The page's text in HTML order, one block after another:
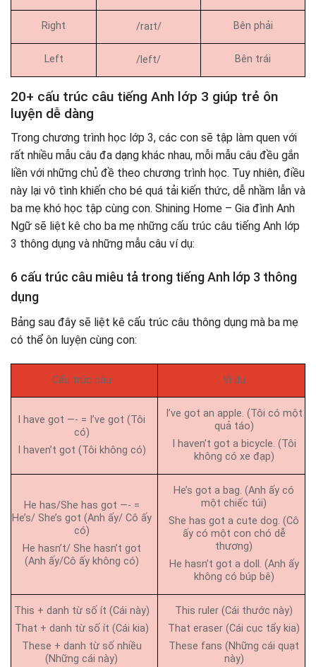
Right /raɪt/ Bên phải
Left /left/ Bên trái
20+ cấu trúc câu tiếng Anh lớp 3 giúp trẻ ôn
luyện dễ dàng
Trong chương trình học lớp 3, các con sẽ tập làm quen với
rất nhiều mẫu câu đa dạng khác nhau, mỗi mẫu câu đều gắn
liền với những chủ đề theo chương trình học. Tuy nhiên, điều
này lại vô tình khiến cho bé quá tải kiến thức, dễ nhầm lẫn và
ba mẹ khó học tập cùng con. Shining Home – Gia đình Anh
Ngữ sẽ liệt kê cho ba mẹ những cấu trúc câu tiếng Anh lớp
3 thông dụng và những mẫu câu ví dụ:
6 cấu trúc câu miêu tả trong tiếng Anh lớp 3 thông
dụng
Bảng sau đây sẽ liệt kê cấu trúc câu thông dụng mà ba mẹ
có thể ôn luyện cùng con:
Cấu trúc câu Ví dụ
I have got —- = I’ve got (Tôi
có)
I haven’t got (Tôi không có)
I’ve got an apple. (Tôi có một
quả táo)
I haven’t got a bicycle. (Tôi
không có xe đạp)
He has/She has got —- =
He’s/ She’s got (Anh ấy/ Cô ấy
có)
He hasn’t/ She hasn’t got
(Anh ấy/Cô ấy không có)
He’s got a bag. (Anh ấy có
một chiếc túi)
She has got a cute dog. (Cô
ấy có một con chó dễ
thương)
He hasn’t got a doll. (Anh ấy
không có búp bê)
This + danh từ số ít (Cái này)
That + danh từ số ít (Cái kia)
These + danh từ số nhiều
(Những cái này)
This ruler (Cái thước này)
That eraser (Cái cục tẩy kia)
These fans (Những cái quạt
này)